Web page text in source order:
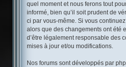
quel moment et nous ferons tout
informé, bien qu’il soit prudent de
ci par vous-même. Si vous
alors que des changements ont été
d’être légalement responsable des
mises à jour et/ou modifications.
Nos forums sont développés par